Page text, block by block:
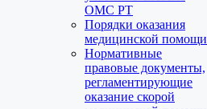
ОМС РТ
Порядки оказания
медицинской помощи
Нормативные
правовые документы,
регламентирующие
оказание скорой